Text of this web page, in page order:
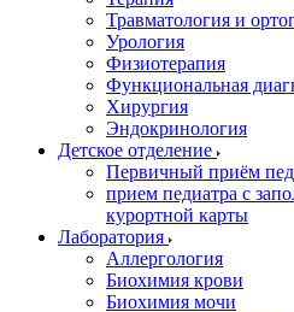
Травматология и
Урология
Физиотерапия
Функциональная
Хирургия
Эндокринология
Детское отделение
Первичный приём
прием педиатра с
курортной карты
Лаборатория
Аллергология
Биохимия крови
Биохимия мочи